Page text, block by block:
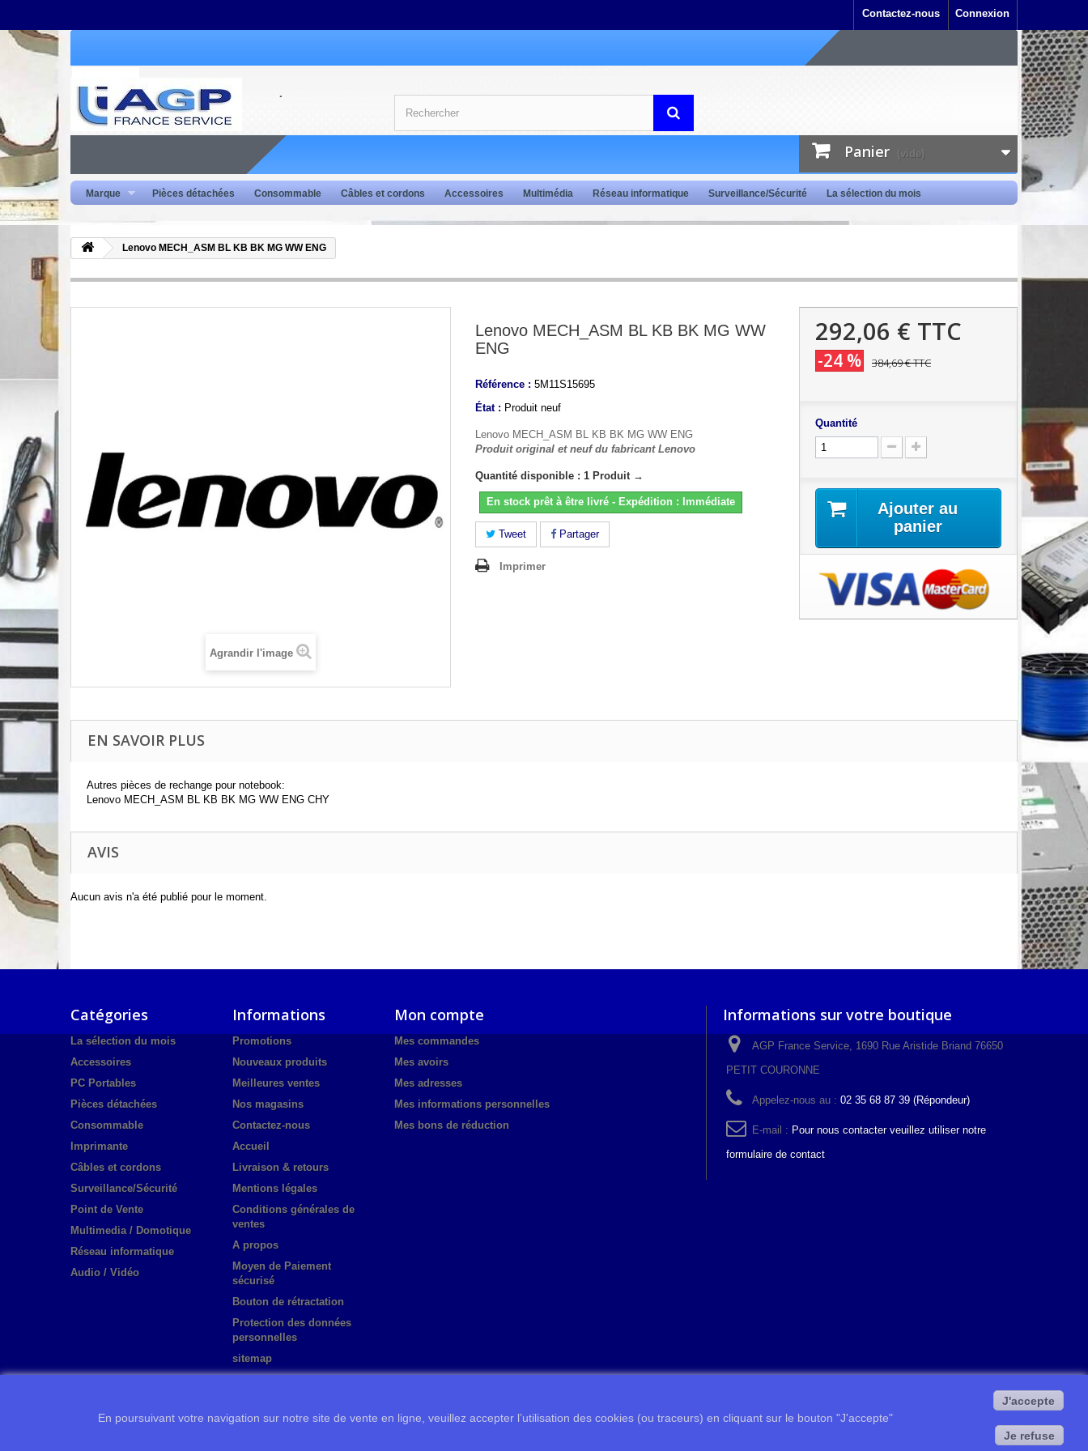
Connexion
Contactez-nous
Panier (vide)
Marque Pièces détachées Consommable Câbles et cordons Accessoires Multimédia Réseau informatique Surveillance/Sécurité La sélection du mois
Lenovo MECH_ASM BL KB BK MG WW ENG
Agrandir l'image
Lenovo MECH_ASM BL KB BK MG WW
ENG
Référence : 5M11S15695
État : Produit neuf
Lenovo MECH_ASM BL KB BK MG WW ENG
Produit original et neuf du fabricant Lenovo
Quantité disponible : 1 Produit →
En stock prêt à être livré - Expédition : Immédiate
Tweet Partager
Imprimer
292,06 € TTC
-24 % 384,69 €TTC
Quantité
Ajouter au
panier
EN SAVOIR PLUS
Autres pièces de rechange pour notebook:
Lenovo MECH_ASM BL KB BK MG WW ENG CHY
AVIS
Aucun avis n'a été publié pour le moment.
Catégories
La sélection du mois
Accessoires
PC Portables
Pièces détachées
Consommable
Imprimante
Câbles et cordons
Surveillance/Sécurité
Point de Vente
Multimedia / Domotique
Réseau informatique
Audio / Vidéo
Informations
Promotions
Nouveaux produits
Meilleures ventes
Nos magasins
Contactez-nous
Accueil
Livraison & retours
Mentions légales
Conditions générales de
ventes
A propos
Moyen de Paiement
sécurisé
Bouton de rétractation
Protection des données
personnelles
sitemap
Mon compte
Mes commandes
Mes avoirs
Mes adresses
Mes informations personnelles
Mes bons de réduction
Informations sur votre boutique
AGP France Service, 1690 Rue Aristide Briand 76650
PETIT COURONNE
Appelez-nous au : 02 35 68 87 39 (Répondeur)
E-mail : Pour nous contacter veuillez utiliser notre
formulaire de contact
En poursuivant votre navigation sur notre site de vente en ligne, veuillez accepter l’utilisation des cookies (ou traceurs) en cliquant sur le bouton "J'accepte"
J'accepte
Je refuse